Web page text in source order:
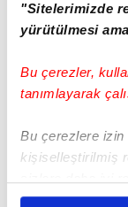
"Sitelerimizde
yürütülmesi
Bu çerezler,
tanımlayarak
Bu çerezlere
kişiselleştirilmiş
yaparken
19:20
20:30